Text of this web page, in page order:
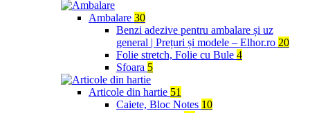
Ambalare 30
Benzi adezive pentru ambalare și uz
general | Prețuri și modele – Elhor.ro 20
Folie stretch, Folie cu Bule 4
Sfoara 5
Articole din hartie 51
Caiete, Bloc Notes 10